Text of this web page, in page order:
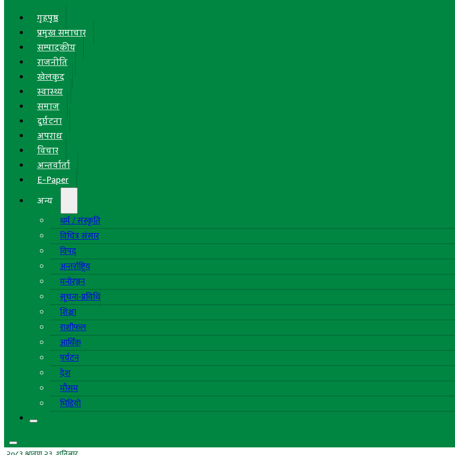
गृहपृष्ठ
प्रमुख समाचार
सम्पादकीय
राजनीति
खेलकुद
स्वास्थ्य
समाज
दुर्घटना
अपराध
विचार
अन्तर्वार्ता
E-Paper
अन्य
धर्म / संस्कृति
विचित्र संसार
विपद्
अन्तर्राष्ट्रिय
मनोरञ्जन
सूचना-प्रविधि
शिक्षा
राशीफल
आर्थिक
पर्यटन
देश
मौसम
भिडियो